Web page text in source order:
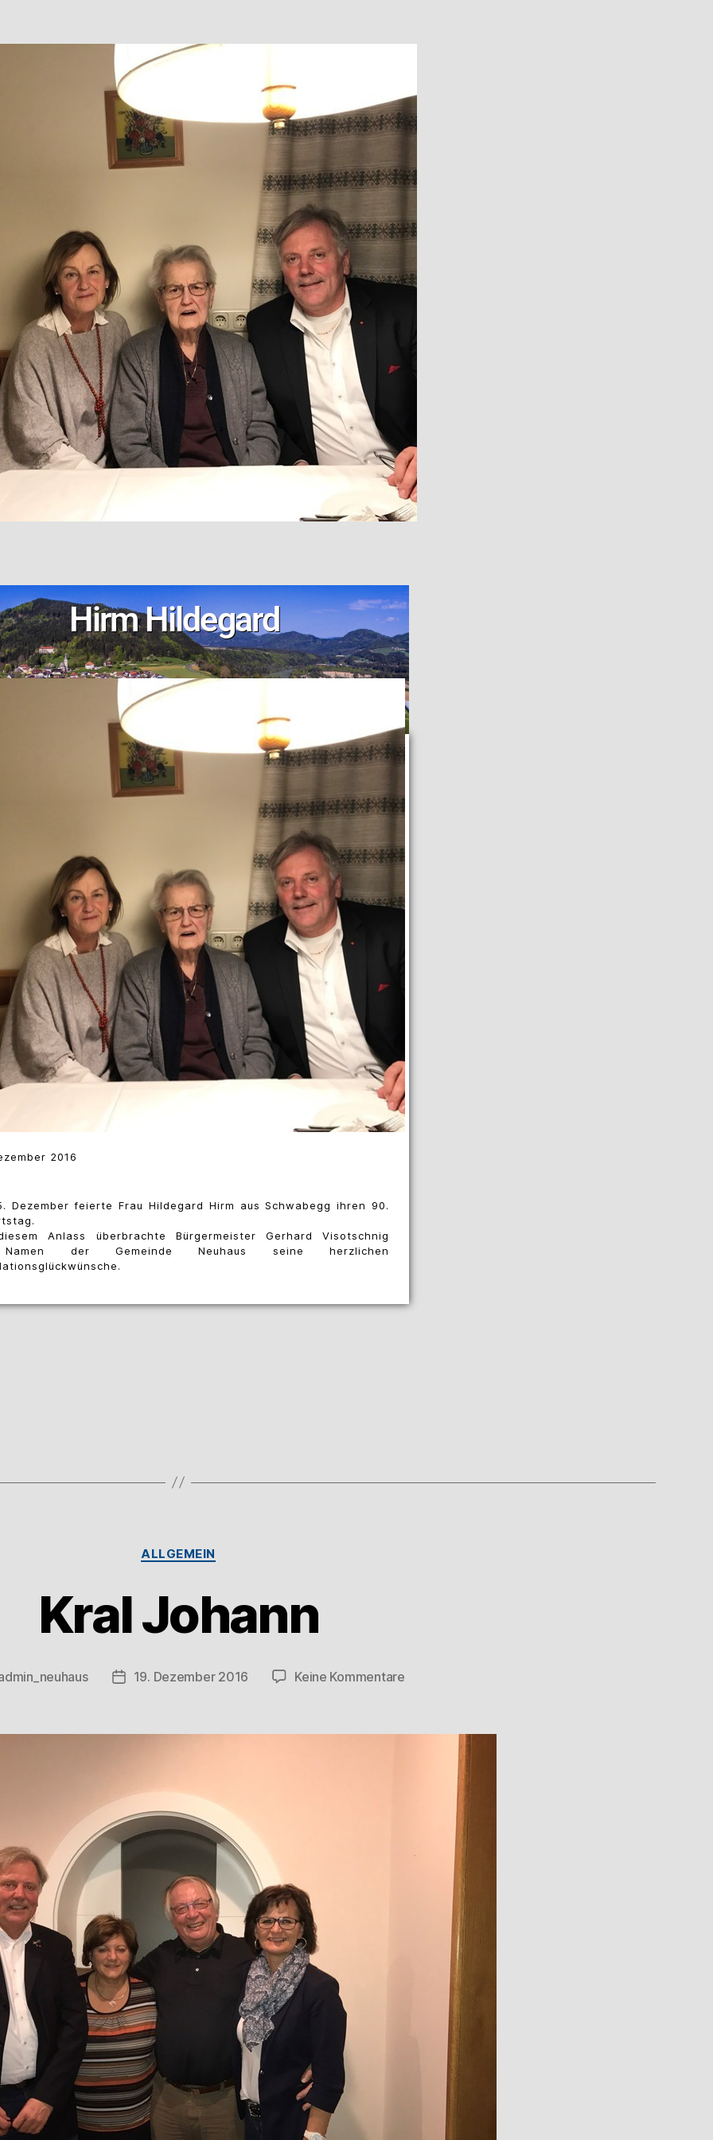
Hirm Hildegard
2016
Dezember feierte Frau Hildegard Hirm aus Schwabegg ihren 90.
Anlass überbrachte Bürgermeister Gerhard Visotschnig
der Gemeinde Neuhaus seine herzlichen
ALLGEMEIN
Kral Johann
19. Dezember 2016 Keine Kommentare